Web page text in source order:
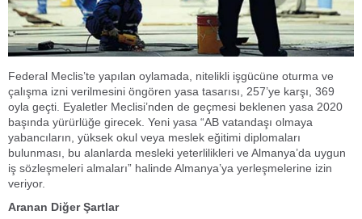
Federal Meclis’te yapılan oylamada, nitelikli işgücüne oturma ve
çalışma izni verilmesini öngören yasa tasarısı, 257’ye karşı, 369
oyla geçti. Eyaletler Meclisi’nden de geçmesi beklenen yasa 2020
başında yürürlüğe girecek. Yeni yasa “AB vatandaşı olmaya
yabancıların, yüksek okul veya meslek eğitimi diplomaları
bulunması, bu alanlarda mesleki yeterlilikleri ve Almanya’da uygun
iş sözleşmeleri almaları” halinde Almanya’ya yerleşmelerine izin
veriyor.
Aranan Diğer Şartlar